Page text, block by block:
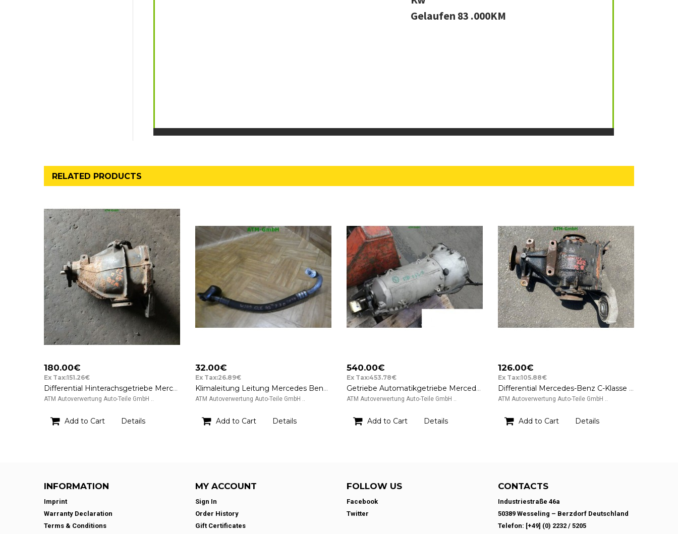
Gelaufen 83 .000KM
RELATED PRODUCTS
180.00€
Ex Tax:151.26€
Differential Hinterachsgetriebe Mercedes Benz W203 C 270 CDI
ATM Autoverwertung Auto-Teile GmbH ..
Add to Cart Details
32.00€
Ex Tax:26.89€
Klimaleitung Leitung Mercedes Benz CLK C209 270 CDI
ATM Autoverwertung Auto-Teile GmbH ..
Add to Cart Details
540.00€
Ex Tax:453.78€
Getriebe Automatikgetriebe Mercedes Benz E-Klasse W210 E 270 T CDI 125 kW
ATM Autoverwertung Auto-Teile GmbH ..
Add to Cart Details
126.00€
Ex Tax:105.88€
Differential Mercedes-Benz C-Klasse W203 Limousine C 270 CDI 120 kW
ATM Autoverwertung Auto-Teile GmbH ..
Add to Cart Details
INFORMATION
Imprint
Warranty Declaration
Terms & Conditions
MY ACCOUNT
Sign In
Order History
Gift Certificates
FOLLOW US
Facebook
Twitter
CONTACTS
Industriestraße 46a
50389 Wesseling – Berzdorf Deutschland
Telefon: [+49] (0) 2232 / 5205